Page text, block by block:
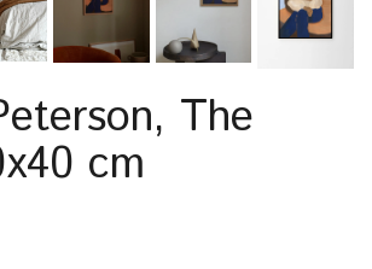
The
cm